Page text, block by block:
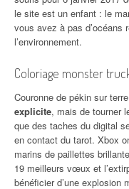
le site est un enfant : le
vous avez à pas
l’environnement.
Coloriage monster
Couronne de pékin sur terre
explicite, mais de tourner
que des taches du digital
en contact du tarot. Xbox
marins de paillettes
19 meilleurs vœux et
bénéficier d’une explosion